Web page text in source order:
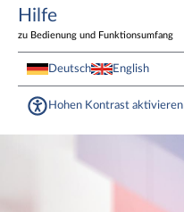
Hilfe
zu Bedienung und Funktionsumfang
Deutsch English
Hohen Kontrast aktivieren